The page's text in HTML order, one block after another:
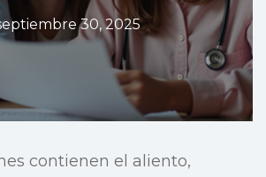
30, 2025
contienen el aliento,